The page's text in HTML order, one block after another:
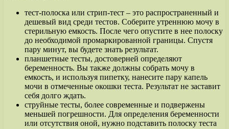
тест-полоска или стрип-тест – это распространенный и
дешевый вид среди тестов. Соберите утреннюю мочу в
стерильную емкость. После чего опустите в нее полоску
до необходимой промаркированной границы. Спустя
пару минут, вы будете знать результат.
планшетные тесты, достоверней определяют
беременность. Вы также должны собрать мочу в
емкость, и используя пипетку, нанесите пару капель
мочи в отмеченные окошки теста. Результат не заставит
себя долго ждать.
струйные тесты, более современные и подвержены
меньшей погрешности. Для определения беременности
или отсутствия оной, нужно подставить полоску теста